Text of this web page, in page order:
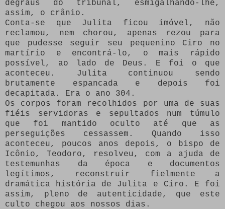
degraus do tribunal, esmigalhando-lhe,
assim, o crânio.
Conta-se que Julita ficou imóvel, não
reclamou, nem chorou, apenas rezou para
que pudesse seguir seu pequenino Ciro no
martírio e encontrá-lo, o mais rápido
possível, ao lado de Deus. E foi o que
aconteceu. Julita continuou sendo
brutamente espancada e depois foi
decapitada. Era o ano 304.
Os corpos foram recolhidos por uma de suas
fiéis servidoras e sepultados num túmulo
que foi mantido oculto até que as
perseguições cessassem. Quando isso
aconteceu, poucos anos depois, o bispo de
Icônio, Teodoro, resolveu, com a ajuda de
testemunhas da época e documentos
legítimos, reconstruir fielmente a
dramática história de Julita e Ciro. E foi
assim, pleno de autenticidade, que este
culto chegou aos nossos dias.